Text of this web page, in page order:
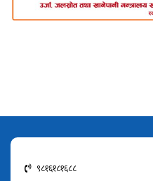
९८१६१८१६८८